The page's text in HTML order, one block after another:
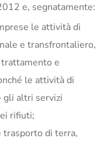
e, segnatamente:
le attività di
e transfrontaliero,
e
le attività di
gli altri servizi
rifiuti;
di terra,